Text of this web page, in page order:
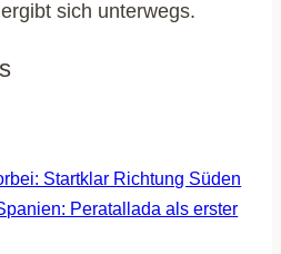
sich unterwegs.
Startklar Richtung Süden
Peratallada als erster